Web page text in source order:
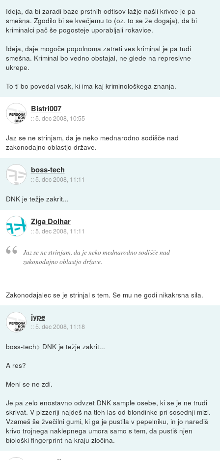
Ideja, da bi zaradi baze prstnih odtisov lažje našli krivce je pa
smešna. Zgodilo bi se kvečjemu to (oz. to se že dogaja), da bi
kriminalci pač še pogosteje uporabljali rokavice.
Ideja, daje mogoče popolnoma zatreti ves kriminal je pa tudi
smešna. Kriminal bo vedno obstajal, ne glede na represivne
ukrepe.
To ti bo povedal vsak, ki ima kaj kriminološkega znanja.
Bistri007
::5. dec 2008, 10:55
Jaz se ne strinjam, da je neko mednarodno sodišče nad
zakonodajno oblastjo države.
boss-tech
:: 5. dec 2008, 11:11
DNK je težje zakrit...
Ziga Dolhar
::5. dec 2008, 11:11
Jaz se ne strinjam, da je neko mednarodno sodišče nad
zakonodajno oblastjo države.
Zakonodajalec se je strinjal s tem. Se mu ne godi nikakrsna sila.
jype
:: 5. dec 2008, 11:18
boss-tech> DNK je težje zakrit...
A res?
Meni se ne zdi.
Je pa zelo enostavno odvzet DNK sample osebe, ki se je ne trudi
skrivat. V pizzeriji najdeš na tleh las od blondinke pri sosednji mizi.
Vzameš še žvečilni gumi, ki ga je pustila v pepelniku, in jo narediš
krivo trojnega naklepnega umora samo s tem, da pustiš njen
biološki fingerprint na kraju zločina.